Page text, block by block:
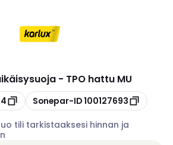
- TPO hattu MU
Kopioi
Sonepar-ID100127693
tili tarkistaaksesi hinnan ja